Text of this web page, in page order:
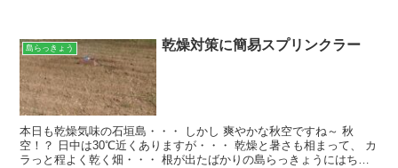
島らっきょう 乾燥対策に簡易スプリンクラー
本日も乾燥気味の石垣島・・・ しかし 爽やかな秋空ですね～ 秋
空！？ 日中は30℃近くありますが・・・ 乾燥と暑さも相まって、 カ
ラっと程よく乾く畑・・・ 根が出たばかりの島らっきょうにはちょ